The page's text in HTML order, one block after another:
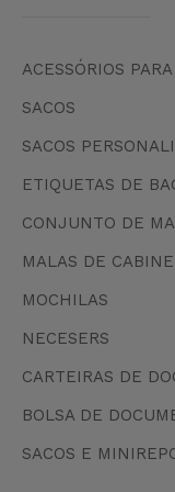
ACESSÓRIOS
SACOS
SACOS
ETIQUETAS DE
CONJUNTO DE
MALAS DE CABINE
MOCHILAS
NECESERS
CARTEIRAS DE
BOLSA DE
SACOS E